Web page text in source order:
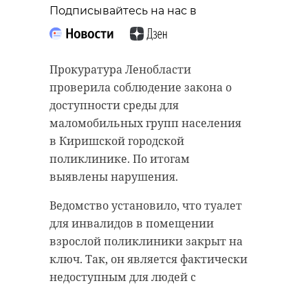
Подписывайтесь на нас в
Прокуратура Ленобласти
проверила соблюдение закона о
доступности среды для
маломобильных групп населения
в Киришской городской
поликлинике. По итогам
выявлены нарушения.
Ведомство установило, что туалет
для инвалидов в помещении
взрослой поликлиники закрыт на
ключ. Так, он является фактически
недоступным для людей с